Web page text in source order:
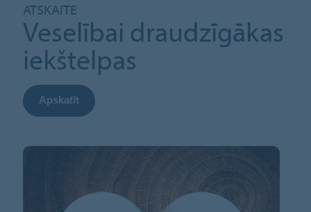
ATSKAITE
Veselībai draudzīgākas
iekštelpas
Apskatīt